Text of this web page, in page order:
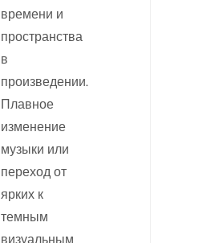
времени и
пространства
в
произведении.
Плавное
изменение
музыки или
переход от
ярких к
темным
визуальным